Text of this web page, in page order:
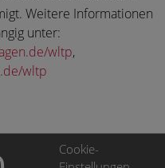
Weitere Informationen
unter:
wltp,
wltp
Cookie-